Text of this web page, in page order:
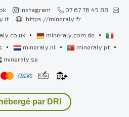
Instagram
07 67 76 45 88
https://mineraly.fr
• mineraly.com.de •
• mineraly.nl • mineraly.pt •
mineraly.se
par DRI